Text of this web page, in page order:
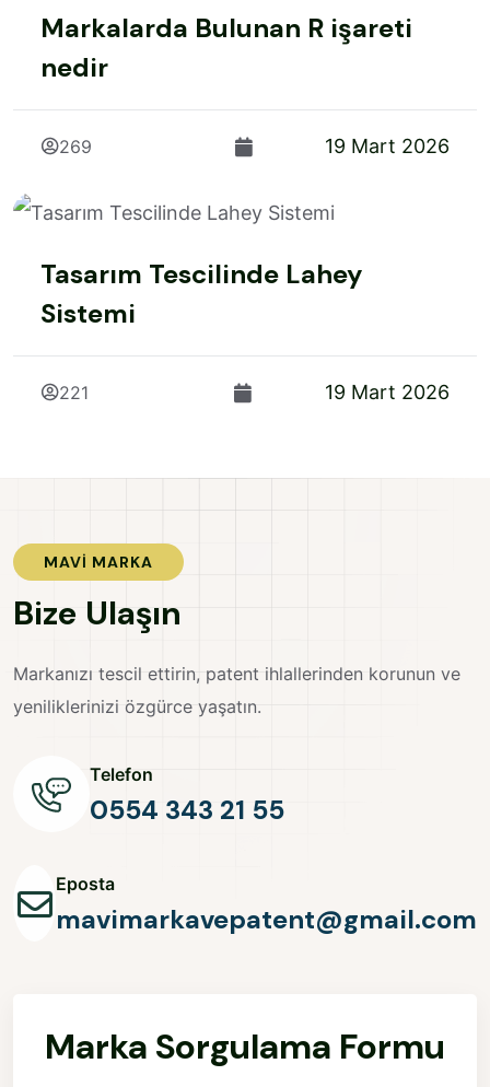
Markalarda Bulunan R işareti
nedir
269 19 Mart 2026
Tasarım Tescilinde Lahey
Sistemi
221 19 Mart 2026
MAVI MARKA
Bize Ulaşın
Markanızı tescil ettirin, patent ihlallerinden korunun ve
yeniliklerinizi özgürce yaşatın.
Telefon
0554 343 21 55
Eposta
mavimarkavepatent@gmail.com
Marka Sorgulama Formu